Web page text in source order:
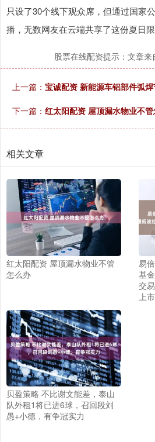
只设了30个线下观众席，但通过国家
播，无数网友在云端共享了这份夏日限
股票在线配资提示：文章来
上一篇： 宝诚配资 新能源车铝部件弧
下一篇： 红太阳配资 屋顶漏水物业不
相关文章
红太阳配资 屋顶漏水物业不管
怎么办
易
基
交
上
贝盈策略 不比谢文能差，泰山
队外租1将已进6球，召回段刘
愚+小德，有争冠实力